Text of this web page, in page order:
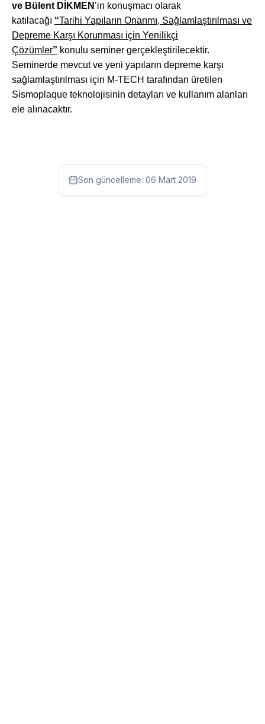
ve Bülent DİKMEN ’in konuşmacı olarak
katılacağı “Tarihi Yapıların Onarımı, Sağlamlaştırılması ve
Depreme Karşı Korunması için Yenilikçi
Çözümler” konulu seminer gerçekleştirilecektir.
Seminerde mevcut ve yeni yapıların depreme karşı
sağlamlaştırılması için M-TECH tarafından üretilen
Sismoplaque teknolojisinin detayları ve kullanım alanları
ele alınacaktır.
Son güncelleme: 06 Mart 2019